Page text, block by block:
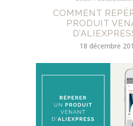
COMMENT
PRODUIT
18 décembre